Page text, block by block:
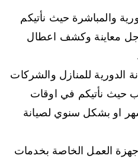
والمباشرة حيث نأتيكم
معاينة وكشف اعطال
الدورية للمنازل والشركات
حيث نأتيكم في اوقات
او بشكل سنوي لصيانة
العمل الخاصة بخدمات